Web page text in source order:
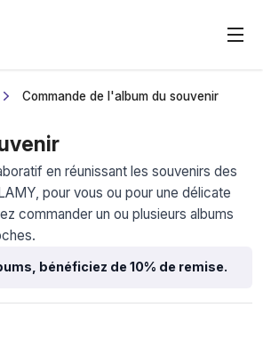
Commande de l'album du souvenir
en réunissant les souvenirs des
pour vous ou pour une délicate
commander un ou plusieurs albums
bénéficiez de 10% de remise.